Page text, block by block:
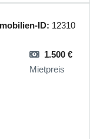
ID: 12310
1.500 €
Mietpreis